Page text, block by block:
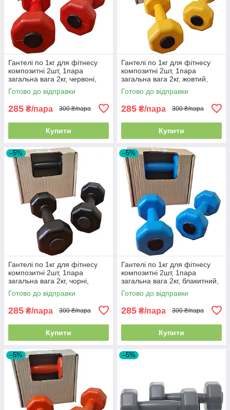
Гантелі по 1кг для фітнесу
композитні 2шт, 1пара
загальна вага 2кг, червоні,
Україна
Готово до відправки
285 ₴/пара 300 ₴/пара
Купити
Гантелі по 1кг для фітнесу
композитні 2шт, 1пара
загальна вага 2кг, жовтий,
Україна
Готово до відправки
285 ₴/пара 300 ₴/пара
Купити
–5%
Гантелі по 1кг для фітнесу
композитні 2шт, 1пара
загальна вага 2кг, чорні,
Україна
Готово до відправки
285 ₴/пара 300 ₴/пара
Купити
–5%
Гантелі по 1кг для фітнесу
композитні 2шт, 1пара
загальна вага 2кг, блакитний,
Україна
Готово до відправки
285 ₴/пара 300 ₴/пара
Купити
–5% –5%